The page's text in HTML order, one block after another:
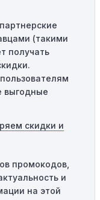
(такими
получать
выгодные
скидки и
промокодов,
и
на этой